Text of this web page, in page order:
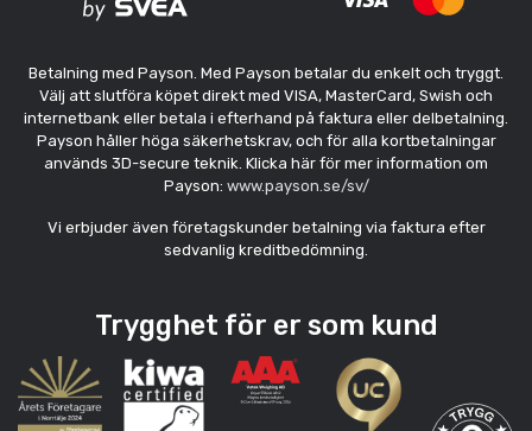
Betalning med Payson. Med Payson betalar du enkelt och tryggt.
Välj att slutföra köpet direkt med VISA, MasterCard, Swish och
internetbank eller betala i efterhand på faktura eller delbetalning.
Payson håller höga säkerhetskrav, och för alla kortbetalningar
används 3D-secure teknik. Klicka här för mer information om
Payson: www.payson.se/sv/
Vi erbjuder även företagskunder betalning via faktura efter
sedvanlig kreditbedömning.
Trygghet för er som kund